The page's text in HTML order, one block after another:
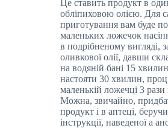
Це ставить продукт в
обліпиховою олією. Для
приготування вам буде
маленьких ложечок
в подрібненому вигляді,
оливкової олії, давши
на водяній бані 15
настояти 30 хвилин,
маленькій ложечці 3
Можна, звичайно,
продукт і в аптеці,
інструкції, наведеної а